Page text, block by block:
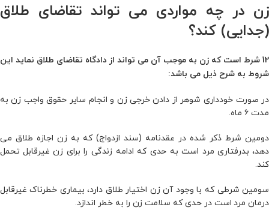
زن در چه مواردی می تواند تقاضای طلاق
(جدایی) کند؟
12 شرط است که زن به موجب آن مى تواند از ﺩﺍﺩﮔﺎﻩ تقاضاى طلاق نماید این
شروط به شرح ذیل می باشد:
در صورت خودداری شوهر از دادن خرجی زن و انجام سایر حقوق واجب زن به
مدت ۶ ماه.
دومین شرط ذکر شده در عقدنامه (سند ازدواج) که به زن اجازه طلاق می‌
دهد، بدرفتاری مرد است به حدی که ادامه زندگی را برای زن غیرقابل تحمل
کند.
سومین شرطی که با وجود آن زن اختیار طلاق دارد، بیماری خطرناک غیرقابل
درمان مرد است در حدی که سلامت زن را به خطر اندازد.